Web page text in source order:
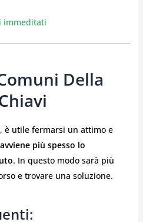
immeditati
Della
è utile fermarsi un attimo e
più spesso lo
. In questo modo sarà più
e trovare una soluzione.